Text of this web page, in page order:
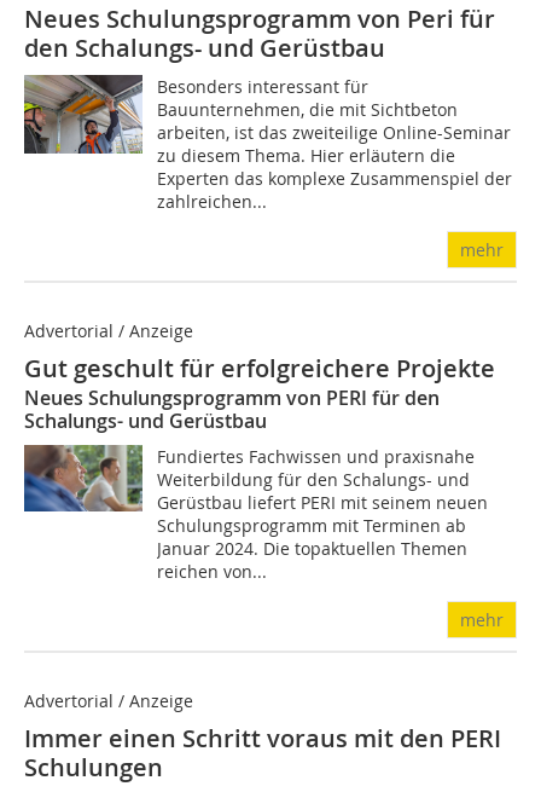
Neues Schulungsprogramm von Peri für
den Schalungs- und Gerüstbau
Besonders interessant für
Bauunternehmen, die mit Sichtbeton
arbeiten, ist das zweiteilige Online-Seminar
zu diesem Thema. Hier erläutern die
Experten das komplexe Zusammenspiel der
zahlreichen...
mehr
Advertorial / Anzeige
Gut geschult für erfolgreichere Projekte
Neues Schulungsprogramm von PERI für den
Schalungs- und Gerüstbau
Fundiertes Fachwissen und praxisnahe
Weiterbildung für den Schalungs- und
Gerüstbau liefert PERI mit seinem neuen
Schulungsprogramm mit Terminen ab
Januar 2024. Die topaktuellen Themen
reichen von...
mehr
Advertorial / Anzeige
Immer einen Schritt voraus mit den PERI
Schulungen